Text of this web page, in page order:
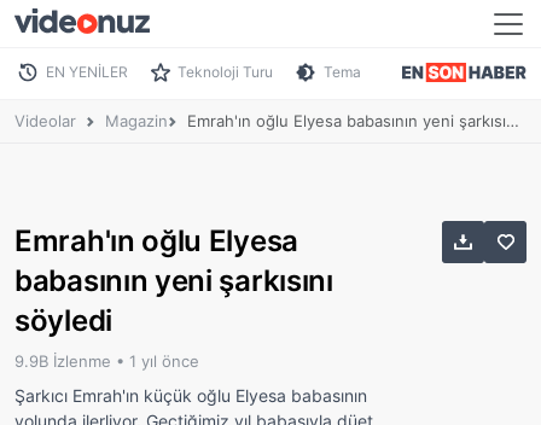
EN YENİLER Teknoloji Turu Tema
Videolar Magazin Emrah'ın oğlu Elyesa babasının yeni şarkısını söyledi
Emrah'ın oğlu Elyesa
babasının yeni şarkısını
söyledi
9.9B İzlenme • 1 yıl önce
Şarkıcı Emrah'ın küçük oğlu Elyesa babasının
yolunda ilerliyor. Geçtiğimiz yıl babasıyla düet